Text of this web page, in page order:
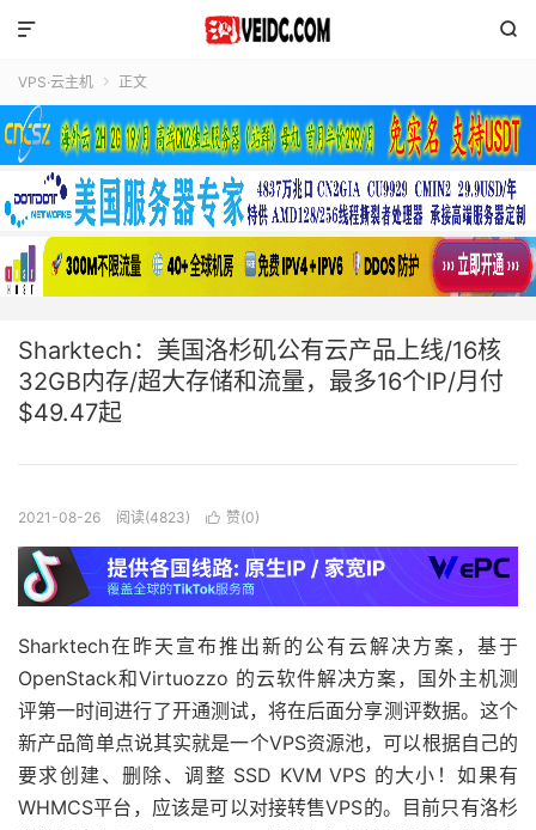


VPS·云主机  正文
Sharktech：美国洛杉矶公有云产品上线/16核
32GB内存/超大存储和流量，最多16个IP/月付
$49.47起
2021-08-26 阅读(4823)  赞(0)
Sharktech在昨天宣布推出新的公有云解决方案，基于
OpenStack和Virtuozzo 的云软件解决方案，国外主机测
评第一时间进行了开通测试，将在后面分享测评数据。这个
新产品简单点说其实就是一个VPS资源池，可以根据自己的
要求创建、删除、调整 SSD KVM VPS 的大小！如果有
WHMCS平台，应该是可以对接转售VPS的。目前只有洛杉